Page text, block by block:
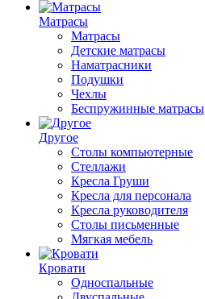
Матрасы
Матрасы
Детские матрасы
Наматрасники
Подушки
Чехлы
Беспружинные матрасы
Другое
Столы компьютерные
Стеллажи
Кресла Груши
Кресла для персонала
Кресла руководителя
Столы письменные
Мягкая мебель
Кровати
Односпальные